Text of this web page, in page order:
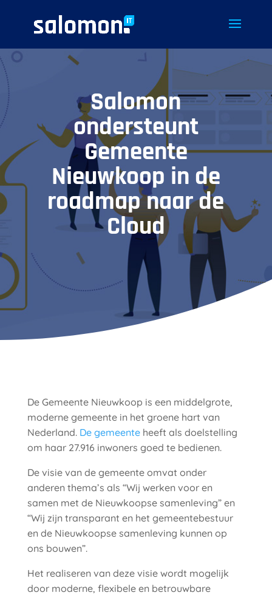
Salomon
ondersteunt
Gemeente
Nieuwkoop in de
roadmap naar de
Cloud
De Gemeente Nieuwkoop is een middelgrote,
moderne gemeente in het groene hart van
Nederland. De gemeenteheeft als doelstelling
om haar 27.916 inwoners goed te bedienen.
De visie van de gemeente omvat onder
anderen thema’s als “Wij werken voor en
samen met de Nieuwkoopse samenleving” en
“Wij zijn transparant en het gemeentebestuur
en de Nieuwkoopse samenleving kunnen op
ons bouwen”.
Het realiseren van deze visie wordt mogelijk
door moderne, flexibele en betrouwbare